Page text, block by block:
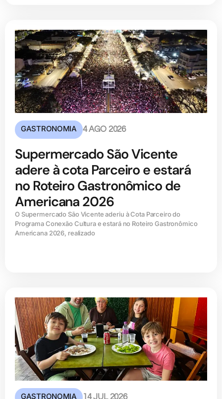
GASTRONOMIA 4 AGO 2026
Supermercado São Vicente
adere à cota Parceiro e estará
no Roteiro Gastronômico de
Americana 2026
O Supermercado São Vicente aderiu à Cota Parceiro do
Programa Conexão Cultura e estará no Roteiro Gastronômico
Americana 2026, realizado
GASTRONOMIA 14 JUL 2026